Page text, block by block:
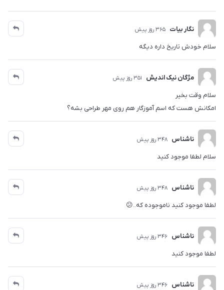
نگار بیات 365 روز پیش
سلام خودش تاریخ داره دیگه
مژگان نیک اندیش 351 روز پیش
سلام وقت بخیر
امکانش هست که اسم آموزگار هم روی مهر طراحی بشه؟
ناشناس 348 روز پیش
سلام لطفا موجود کنید
ناشناس 348 روز پیش
لطفا موجود کنید ناموجوده که..😕
ناشناس 346 روز پیش
لطفا موجود کنید
ناشناس 346 روز پیش